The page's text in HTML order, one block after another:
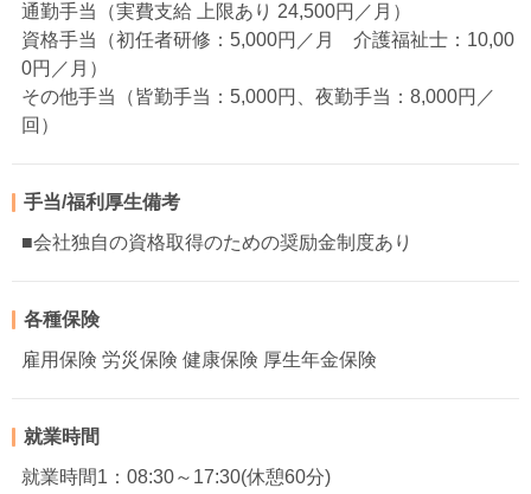
通勤手当（実費支給 上限あり 24,500円／月）
資格手当（初任者研修：5,000円／月 介護福祉士：10,00
0円／月）
その他手当（皆勤手当：5,000円、夜勤手当：8,000円／
回）
手当/福利厚生備考
■会社独自の資格取得のための奨励金制度あり
各種保険
雇用保険 労災保険 健康保険 厚生年金保険
就業時間
就業時間1：08:30～17:30(休憩60分)